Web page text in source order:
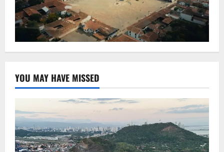
YOU MAY HAVE MISSED